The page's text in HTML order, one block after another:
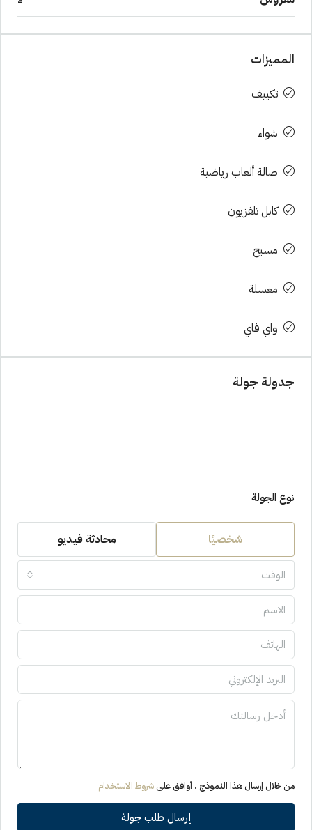
المميزات
تكييف
شواء
صالة ألعاب رياضية
كابل تلفزيون
مسبح
مغسلة
واي فاي
جدولة جولة
نوع الجولة
شخصيًا محادثة فيديو
الوقت
من خلال إرسال هذا النموذج ، أوافق على شروط الاستخدام
إرسال طلب جولة